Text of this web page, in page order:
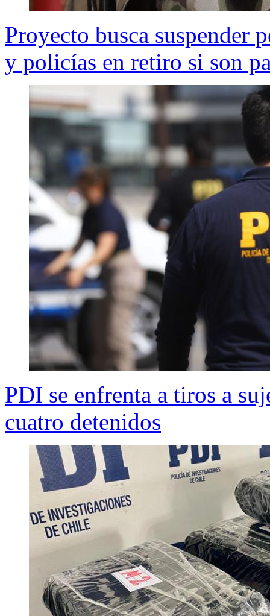
Proyecto busca suspender
y policías en retiro si son
PDI se enfrenta a tiros a
cuatro detenidos